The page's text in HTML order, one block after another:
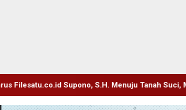
Menuju Tanah Suci, Manajemen Pastikan